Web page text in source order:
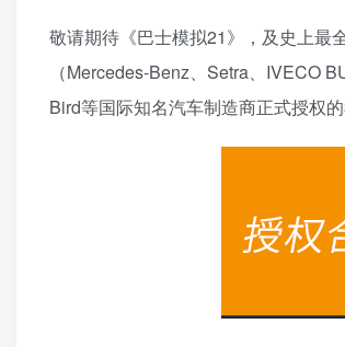
敬请期待《巴士模拟21》，及史上最
（Mercedes-Benz、Setra、IVECO
Bird等国际知名汽车制造商正式授权